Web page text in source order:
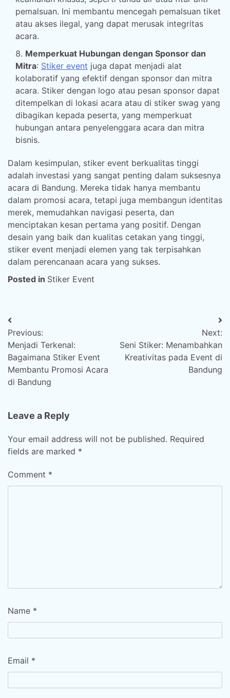
pemalsuan. Ini membantu mencegah pemalsuan tiket
atau akses ilegal, yang dapat merusak integritas
acara.
Memperkuat Hubungan dengan Sponsor dan
Mitra: Stiker event juga dapat menjadi alat
kolaboratif yang efektif dengan sponsor dan mitra
acara. Stiker dengan logo atau pesan sponsor dapat
ditempelkan di lokasi acara atau di stiker swag yang
dibagikan kepada peserta, yang memperkuat
hubungan antara penyelenggara acara dan mitra
bisnis.
Dalam kesimpulan, stiker event berkualitas tinggi
adalah investasi yang sangat penting dalam suksesnya
acara di Bandung. Mereka tidak hanya membantu
dalam promosi acara, tetapi juga membangun identitas
merek, memudahkan navigasi peserta, dan
menciptakan kesan pertama yang positif. Dengan
desain yang baik dan kualitas cetakan yang tinggi,
stiker event menjadi elemen yang tak terpisahkan
dalam perencanaan acara yang sukses.
Posted in Stiker Event
Post
navigation
Previous:
Menjadi Terkenal:
Bagaimana Stiker Event
Membantu Promosi Acara
di Bandung
Next:
Seni Stiker: Menambahkan
Kreativitas pada Event di
Bandung
Leave a Reply
Your email address will not be published. Required
fields are marked *
Comment *
Name *
Email *